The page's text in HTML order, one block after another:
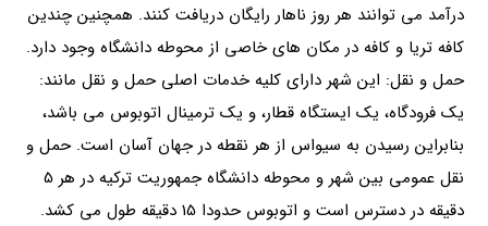
درآمد می توانند هر روز ناهار رایگان دریافت کنند. همچنین چندین
کافه تریا و کافه در مکان های خاصی از محوطه دانشگاه وجود دارد.
حمل و نقل: این شهر دارای کلیه خدمات اصلی حمل و نقل مانند:
یک فرودگاه، یک ایستگاه قطار، و یک ترمینال اتوبوس می باشد،
بنابراین رسیدن به سیواس از هر نقطه در جهان آسان است. حمل و
نقل عمومی بین شهر و محوطه دانشگاه جمهوریت ترکیه در هر 5
دقیقه در دسترس است و اتوبوس حدودا 15 دقیقه طول می کشد.